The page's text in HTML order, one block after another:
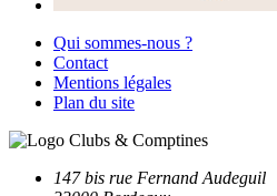
Qui sommes-nous ?
Contact
Mentions légales
Plan du site
147 bis rue Fernand Audeguil